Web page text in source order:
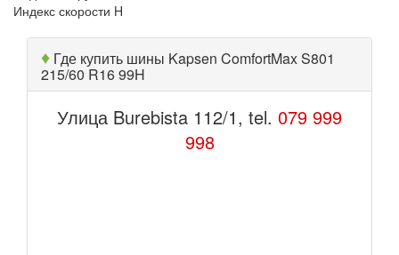
Индекс скорости H
♦ Где купить шины Kapsen ComfortMax S801
215/60 R16 99H
Улица Burebista 112/1, tel. 079 999
998